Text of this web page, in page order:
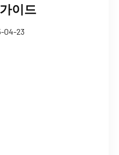
이드
04-23